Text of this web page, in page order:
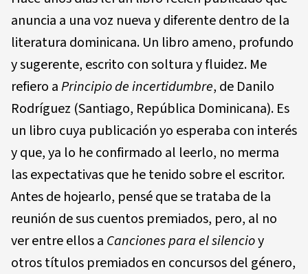
anuncia a una voz nueva y diferente dentro de la
literatura dominicana. Un libro ameno, profundo
y sugerente, escrito con soltura y fluidez. Me
refiero aPrincipio de incertidumbre, de Danilo
Rodríguez (Santiago, República Dominicana). Es
un libro cuya publicación yo esperaba con interés
y que, ya lo he confirmado al leerlo, no merma
las expectativas que he tenido sobre el escritor.
Antes de hojearlo, pensé que se trataba de la
reunión de sus cuentos premiados, pero, al no
ver entre ellos a Canciones para el silencioy
otros títulos premiados en concursos del género,